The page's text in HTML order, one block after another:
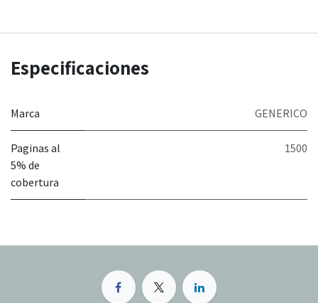
Especificaciones
Marca GENERICO
Paginas al
5% de
cobertura
1500